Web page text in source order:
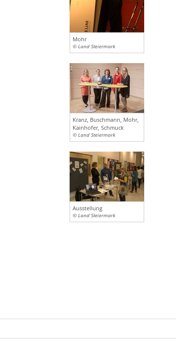
Mohr
© Land Steiermark
Kranz, Buschmann, Mohr,
Kainhofer, Schmuck
© Land Steiermark
Ausstellung
© Land Steiermark